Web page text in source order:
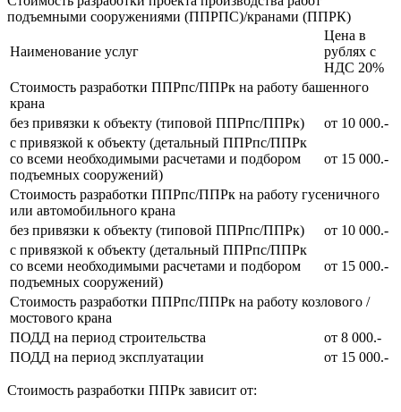
подъемными сооружениями (ППРПС)/кранами (ППРК)
Наименование услуг
Цена в
рублях с
НДС 20%
Стоимость разработки ППРпс/ППРк на работу башенного
крана
без привязки к объекту (типовой ППРпс/ППРк)
от 10 000.-
с привязкой к объекту (детальный ППРпс/ППРк
со всеми необходимыми расчетами и подбором
подъемных сооружений)
от 15 000.-
Стоимость разработки ППРпс/ППРк на работу гусеничного
или автомобильного крана
без привязки к объекту (типовой ППРпс/ППРк)
от 10 000.-
с привязкой к объекту (детальный ППРпс/ППРк
со всеми необходимыми расчетами и подбором
подъемных сооружений)
от 15 000.-
Стоимость разработки ППРпс/ППРк на работу козлового /
мостового крана
ПОДД на период строительства
от 8 000.-
ПОДД на период эксплуатации
от 15 000.-
Стоимость разработки ППРк зависит от: